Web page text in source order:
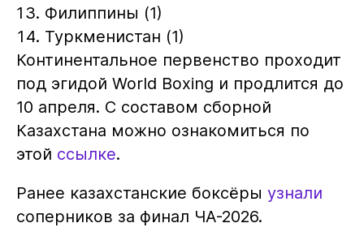
Филиппины (1)
Туркменистан (1)
Континентальное первенство проходит
под эгидой World Boxing и продлится до
10 апреля. С составом сборной
Казахстана можно ознакомиться по
этой ссылке.
Ранее казахстанские боксёры узнали
соперников за финал ЧА-2026.